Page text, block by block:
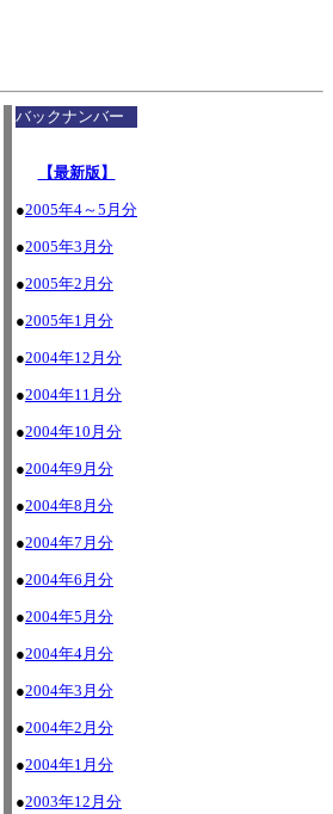
バックナンバー
【最新版】
●2005年4～5月分
●2005年3月分
●2005年2月分
●2005年1月分
●2004年12月分
●2004年11月分
●2004年10月分
●2004年9月分
●2004年8月分
●2004年7月分
●2004年6月分
●2004年5月分
●2004年4月分
●2004年3月分
●2004年2月分
●2004年1月分
●2003年12月分